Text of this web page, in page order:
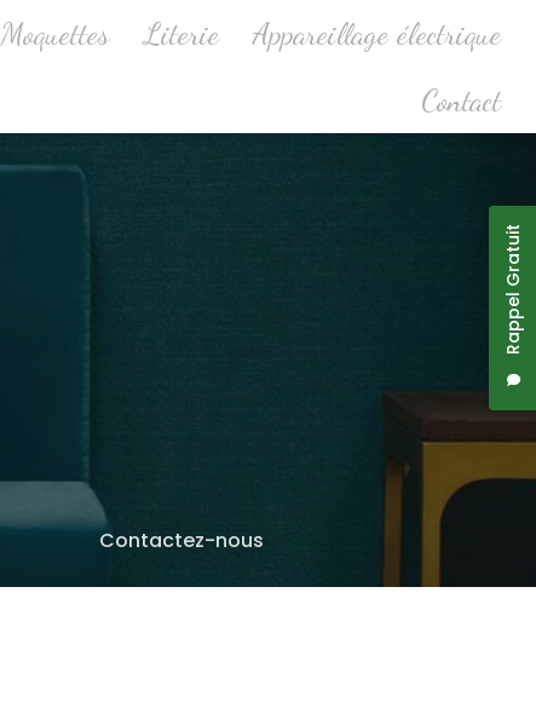
Rappel Gratuit
Moquettes Literie
Appareillage électrique
Contact
Contactez-nous